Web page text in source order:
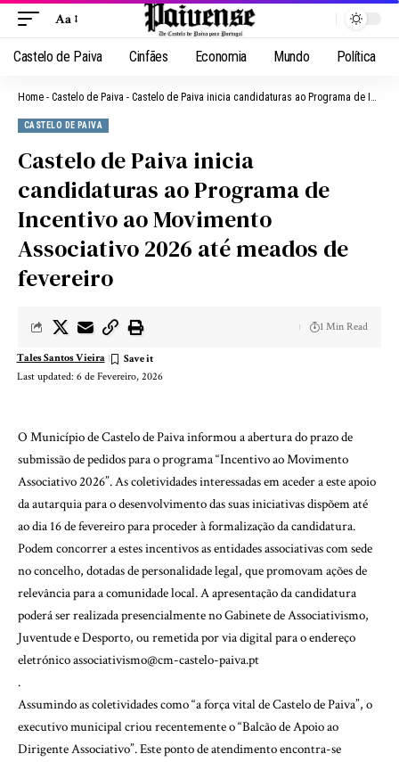
Aa
Castelo de Paiva Cinfães Economia Mundo Política
Home - Castelo de Paiva - Castelo de Paiva inicia candidaturas ao Programa de Incentivo ao Movimento Associativo 2026 até meados de fevereiro
CASTELO DE PAIVA
Castelo de Paiva inicia
candidaturas ao Programa de
Incentivo ao Movimento
Associativo 2026 até meados de
fevereiro
Last updated: 6 de Fevereiro, 2026
Tales Santos Vieira
1 Min Read
O Município de Castelo de Paiva informou a abertura do prazo de
submissão de pedidos para o programa “Incentivo ao Movimento
Associativo 2026”. As coletividades interessadas em aceder a este apoio
da autarquia para o desenvolvimento das suas iniciativas dispõem até
ao dia 16 de fevereiro para proceder à formalização da candidatura.
Podem concorrer a estes incentivos as entidades associativas com sede
no concelho, dotadas de personalidade legal, que promovam ações de
relevância para a comunidade local. A apresentação da candidatura
poderá ser realizada presencialmente no Gabinete de Associativismo,
Juventude e Desporto, ou remetida por via digital para o endereço
eletrónico associativismo@cm-castelo-paiva.pt
.
Assumindo as coletividades como “a força vital de Castelo de Paiva”, o
executivo municipal criou recentemente o “Balcão de Apoio ao
Dirigente Associativo”. Este ponto de atendimento encontra-se